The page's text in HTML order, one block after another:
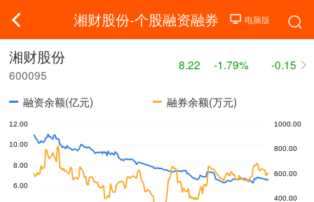
湘财股份-个股融资融券
湘财股份
600095
8.22 -1.79% -0.15
融资余额(亿元) 融券余额(万元)